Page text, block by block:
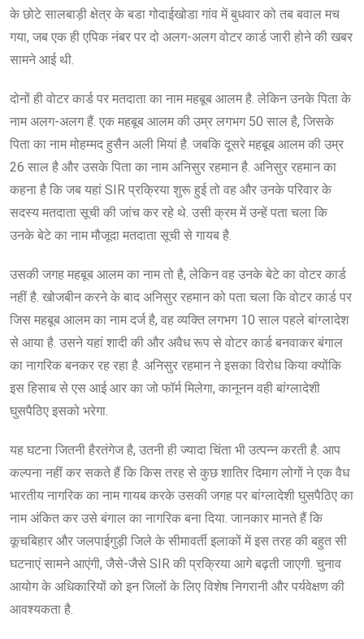
के छोटे सालबाड़ी क्षेत्र के बडा गोदाईखोडा गांव में बुधवार को तब बवाल मच
गया, जब एक ही एपिक नंबर पर दो अलग-अलग वोटर कार्ड जारी होने की खबर
सामने आई थी.
दोनों ही वोटर कार्ड पर मतदाता का नाम महबूब आलम है. लेकिन उनके पिता के
नाम अलग-अलग हैं. एक महबूब आलम की उम्र लगभग 50 साल है, जिसके
पिता का नाम मोहम्मद हुसैन अली मियां है. जबकि दूसरे महबूब आलम की उम्र
26 साल है और उसके पिता का नाम अनिसुर रहमान है. अनिसुर रहमान का
कहना है कि जब यहां SIR प्रक्रिया शुरू हुई तो वह और उनके परिवार के
सदस्य मतदाता सूची की जांच कर रहे थे. उसी क्रम में उन्हें पता चला कि
उनके बेटे का नाम मौजूदा मतदाता सूची से गायब है.
उसकी जगह महबूब आलम का नाम तो है, लेकिन वह उनके बेटे का वोटर कार्ड
नहीं है. खोजबीन करने के बाद अनिसुर रहमान को पता चला कि वोटर कार्ड पर
जिस महबूब आलम का नाम दर्ज है, वह व्यक्ति लगभग 10 साल पहले बांग्लादेश
से आया है. उसने यहां शादी की और अवैध रूप से वोटर कार्ड बनवाकर बंगाल
का नागरिक बनकर रह रहा है. अनिसुर रहमान ने इसका विरोध किया क्योंकि
इस हिसाब से एस आई आर का जो फॉर्म मिलेगा, कानूनन वही बांग्लादेशी
घुसपैठिए इसको भरेगा.
यह घटना जितनी हैरतंगेज है, उतनी ही ज्यादा चिंता भी उत्पन्न करती है. आप
कल्पना नहीं कर सकते हैं कि किस तरह से कुछ शातिर दिमाग लोगों ने एक वैध
भारतीय नागरिक का नाम गायब करके उसकी जगह पर बांग्लादेशी घुसपैठिए का
नाम अंकित कर उसे बंगाल का नागरिक बना दिया. जानकार मानते हैं कि
कूचबिहार और जलपाईगुड़ी जिले के सीमावर्ती इलाकों में इस तरह की बहुत सी
घटनाएं सामने आएंगी, जैसे-जैसे SIR की प्रक्रिया आगे बढ़ती जाएगी. चुनाव
आयोग के अधिकारियों को इन जिलों के लिए विशेष निगरानी और पर्यवेक्षण की
आवश्यकता है.